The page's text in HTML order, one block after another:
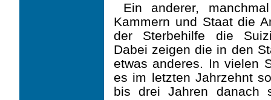
Ein anderer,
Kammern und Staat die
der Sterbehilfe die
Dabei zeigen die in den
etwas anderes. In vielen
es im letzten Jahrzehnt
bis drei Jahren danach